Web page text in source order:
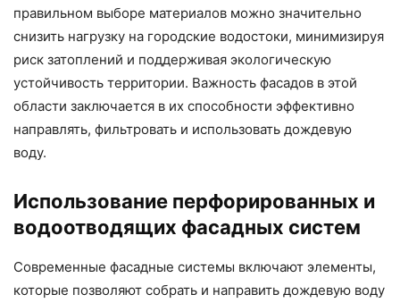
правильном выборе материалов можно значительно
снизить нагрузку на городские водостоки, минимизируя
риск затоплений и поддерживая экологическую
устойчивость территории. Важность фасадов в этой
области заключается в их способности эффективно
направлять, фильтровать и использовать дождевую
воду.
Использование перфорированных и
водоотводящих фасадных систем
Современные фасадные системы включают элементы,
которые позволяют собрать и направить дождевую воду